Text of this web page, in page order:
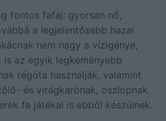
fontos fafaj: gyorsan nő,
a legjelentősebb hazai
nem nagy a vízigénye,
az egyik legkeményebb
régóta használják, valamint
és virágkarónak, oszlopnak
fa játékai is ebből készülnek.